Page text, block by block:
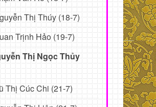
Thị Thúy (18-7)
Trịnh Hảo (19-7)
Thị Ngọc Thủy
Thị Cúc Chi (21-7)